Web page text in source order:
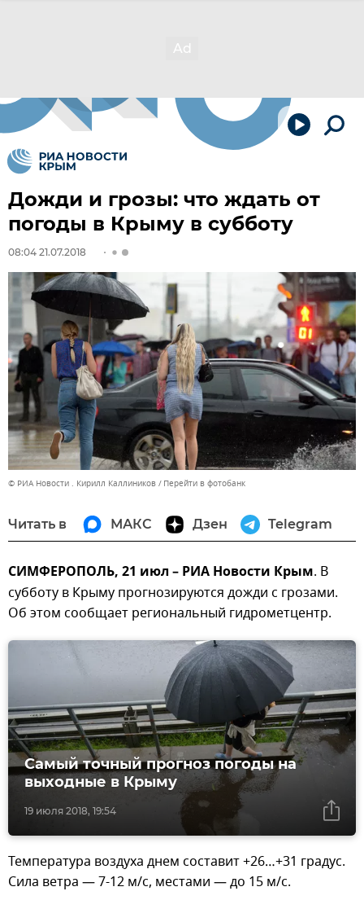
Дожди и грозы: что ждать от
погоды в Крыму в субботу
08:04 21.07.2018
© РИА Новости . Кирилл Каллиников Перейти в фотобанк
Читать в МАКС Дзен Telegram
СИМФЕРОПОЛЬ, 21 июл – РИА Новости Крым. В
субботу в Крыму прогнозируются дожди с грозами.
Об этом сообщает региональный гидрометцентр.
19 июля 2018, 19:54
Самый точный прогноз погоды на
выходные в Крыму
Температура воздуха днем составит +26…+31 градус.
Сила ветра — 7-12 м/с, местами — до 15 м/с.